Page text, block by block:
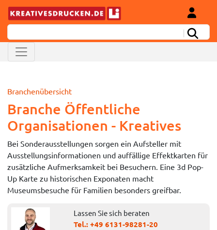
Branchenübersicht
Branche Öffentliche
Organisationen - Kreatives
Bei Sonderausstellungen sorgen ein Aufsteller mit
Ausstellungsinformationen und auffällige Effektkarten für
zusätzliche Aufmerksamkeit bei Besuchern. Eine 3d Pop-
Up Karte zu historischen Exponaten macht
Museumsbesuche für Familien besonders greifbar.
Lassen Sie sich beraten
Tel.: +49 6131-98281-20